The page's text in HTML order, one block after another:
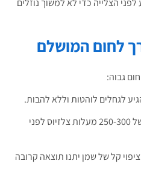
כדי לא למשוך נוזלים
המושלם
לוהטות וללא להבות.
– חממו לטמפרטורה של 250-300 מעלות צלזיוס לפני
של שמן יתנו תוצאה קרובה